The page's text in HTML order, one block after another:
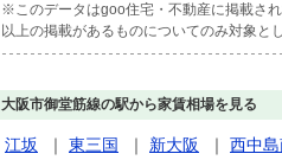
※このデータはgoo住宅・不動産に掲載さ
以上の掲載があるものについてのみ対象とし
大阪市御堂筋線の駅から家賃相場を見る
江坂 ｜ 東三国 ｜ 新大阪 ｜ 西中